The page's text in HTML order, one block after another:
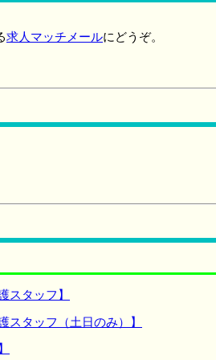
求人マッチメールにどうぞ。
タッフ】
タッフ（土日のみ）】